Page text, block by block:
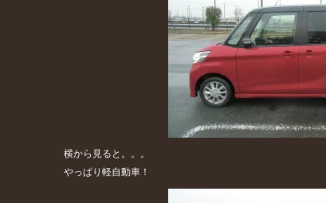
横から見ると。。。
やっぱり軽自動車！